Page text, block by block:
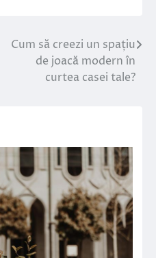
Cum să creezi un spațiu
de joacă modern în
curtea casei tale?